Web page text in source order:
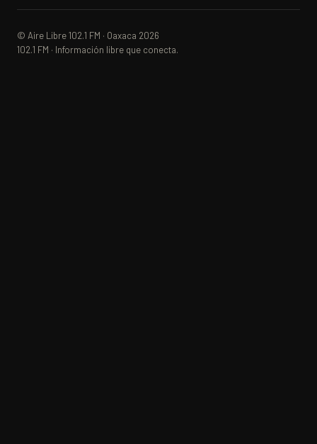
© Aire Libre 102.1 FM · Oaxaca 2026
102.1 FM · Información libre que conecta.